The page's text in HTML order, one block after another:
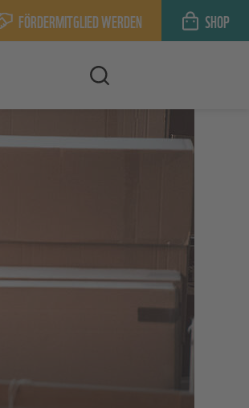
FÖRDERMITGLIED WERDEN SHOP